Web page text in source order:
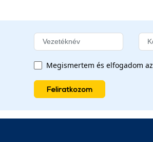
Megismertem és elfogadom az
Feliratkozom